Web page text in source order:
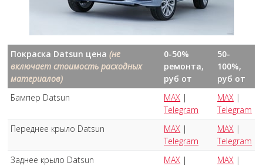
Покраска Datsun цена(не
включает стоимость расходных
материалов)
0-50%
ремонта,
руб от
50-
100%,
руб от
Бампер Datsun
MAX |
Telegram
MAX |
Telegram
Переднее крыло Datsun
MAX |
Telegram
MAX |
Telegram
Заднее крыло Datsun
MAX |
MAX |